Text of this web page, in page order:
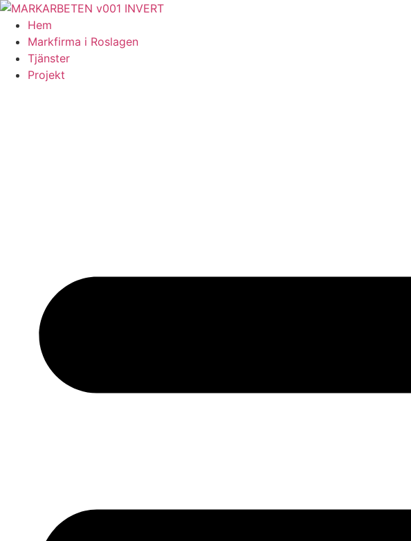
Skip
content
Hem
Markfirma i Roslagen
Tjänster
Projekt